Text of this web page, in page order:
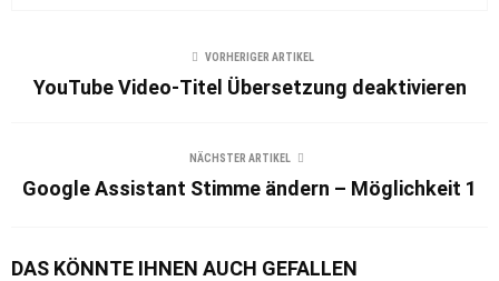
VORHERIGER ARTIKEL
YouTube Video-Titel Übersetzung deaktivieren
NÄCHSTER ARTIKEL
Google Assistant Stimme ändern – Möglichkeit 1
DAS KÖNNTE IHNEN AUCH GEFALLEN